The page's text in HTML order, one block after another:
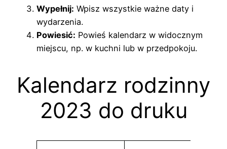
Wypełnij: Wpisz wszystkie ważne daty i
wydarzenia.
Powiesić: Powieś kalendarz w widocznym
miejscu, np. w kuchni lub w przedpokoju.
Kalendarz rodzinny
2023 do druku